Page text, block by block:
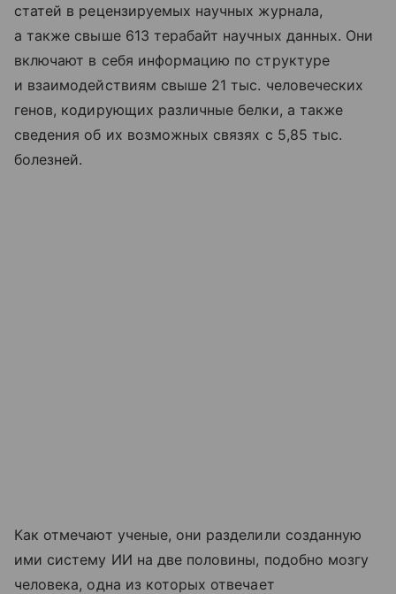
статей в рецензируемых научных журнала,
а также свыше 613 терабайт научных данных. Они
включают в себя информацию по структуре
и взаимодействиям свыше 21 тыс. человеческих
генов, кодирующих различные белки, а также
сведения об их возможных связях с 5,85 тыс.
болезней.
Как отмечают ученые, они разделили созданную
ими систему ИИ на две половины, подобно мозгу
человека, одна из которых отвечает